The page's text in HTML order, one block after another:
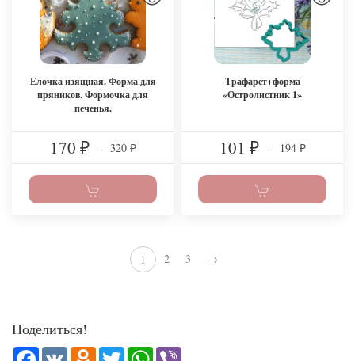
Елочка изящная. Форма для
пряников. Формочка для
печенья.
170 ₽ – 320 ₽
Трафарет+форма
«Остролистник 1»
101 ₽ – 194 ₽
1 2 3 →
Поделиться!
Facebook
VK Odnoklassniki
TwitterWhatsApp